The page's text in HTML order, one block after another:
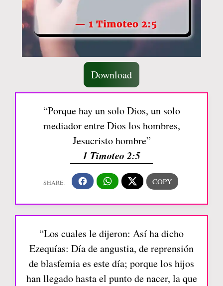
Download
“Porque hay un solo Dios, un solo
mediador entre Dios los hombres,
Jesucristo hombre”
1 Timoteo 2:5
“Los cuales le dijeron: Así ha dicho
Ezequías: Día de angustia, de reprensión
de blasfemia es este día; porque los hijos
han llegado hasta el punto de nacer, la que